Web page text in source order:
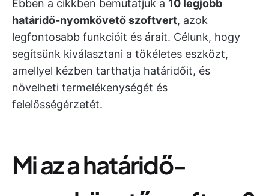
Ebben a cikkben bemutatjuk a 10 legjobb
határidő-nyomkövető szoftvert, azok
legfontosabb funkcióit és árait. Célunk, hogy
segítsünk kiválasztani a tökéletes eszközt,
amellyel kézben tarthatja határidőit, és
növelheti termelékenységét és
felelősségérzetét.
Mi az a határidő-